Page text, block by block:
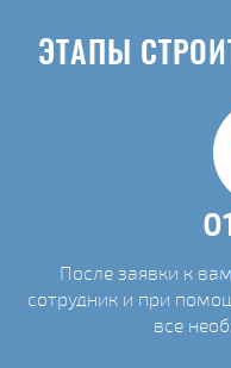
ЭТАПЫ
После заявки к
сотрудник и при
все